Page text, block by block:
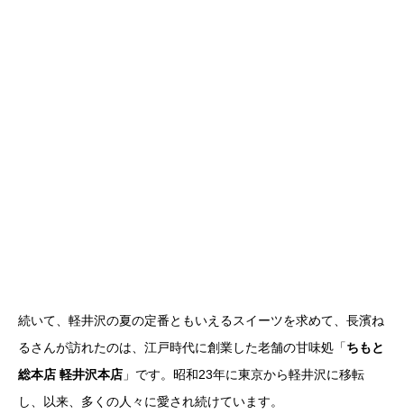
続いて、軽井沢の夏の定番ともいえるスイーツを求めて、長濱ね
るさんが訪れたのは、江戸時代に創業した老舗の甘味処「ちもと
総本店 軽井沢本店 」です。昭和23年に東京から軽井沢に移転
し、以来、多くの人々に愛され続けています。